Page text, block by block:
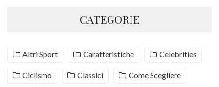
CATEGORIE
Altri Sport Caratteristiche Celebrities
Ciclismo Classici Come Scegliere